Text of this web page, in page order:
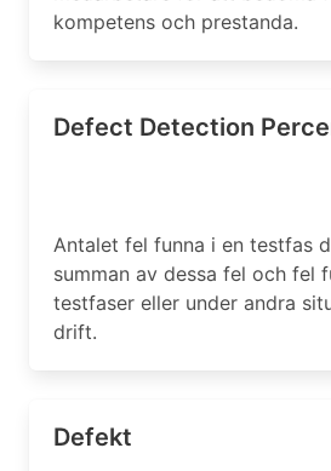
kompetens och prestanda.
Defect Detection
Antalet fel funna i en testfas
summan av dessa fel och fel
testfaser eller under andra
drift.
Defekt